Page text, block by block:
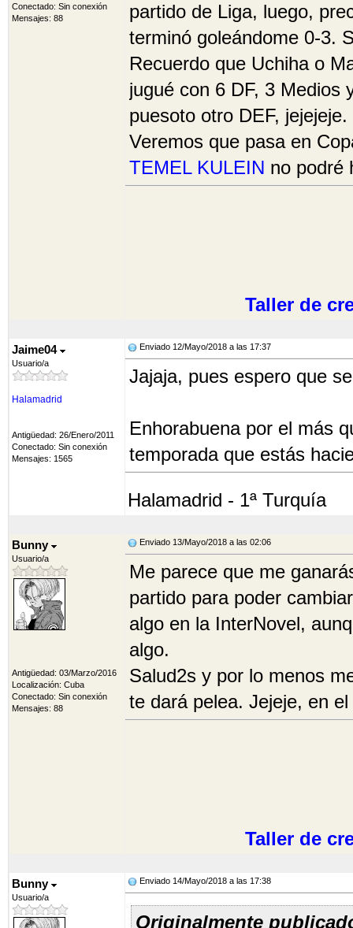
Conectado: Sin conexión
Mensajes: 88
partido de Liga, luego,
terminó goleándome 0-3.
Recuerdo que Uchiha o
jugué con 6 DF, 3 Medios
puesoto otro DEF, jejejeje.
Veremos que pasa en
TEMEL KULEIN no podré
Taller de
Jaime04
Usuario/a
Halamadrid
Antigüedad: 26/Enero/2011
Conectado: Sin conexión
Mensajes: 1565
Enviado 12/Mayo/2018 a las 17:37
Jajaja, pues espero que
Enhorabuena por el más
temporada que estás
Halamadrid - 1ª Turquía
Bunny
Usuario/a
Antigüedad: 03/Marzo/2016
Localización: Cuba
Conectado: Sin conexión
Mensajes: 88
Enviado 13/Mayo/2018 a las 02:06
Me parece que me
partido para poder
algo en la InterNovel,
algo.
Salud2s y por lo menos
te dará pelea. Jejeje, en
Taller de
Bunny
Usuario/a
Enviado 14/Mayo/2018 a las 17:38
Originalmente